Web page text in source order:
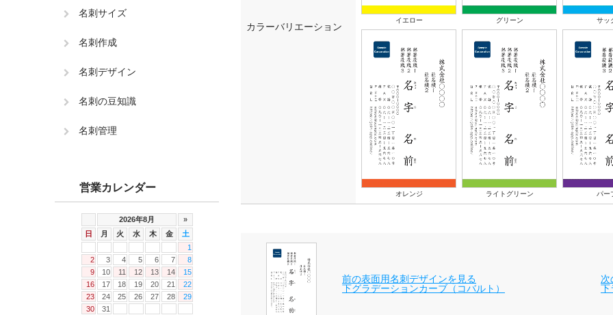
カラーバリエーション
イエロー グリーン サッ
オレンジ ライトグリーン パー
前の表面用名刺デザインを見る
下グラデーションカーブ（コバルト）
次
下
名刺サイズ
名刺作成
名刺デザイン
名刺の豆知識
名刺管理
営業カレンダー